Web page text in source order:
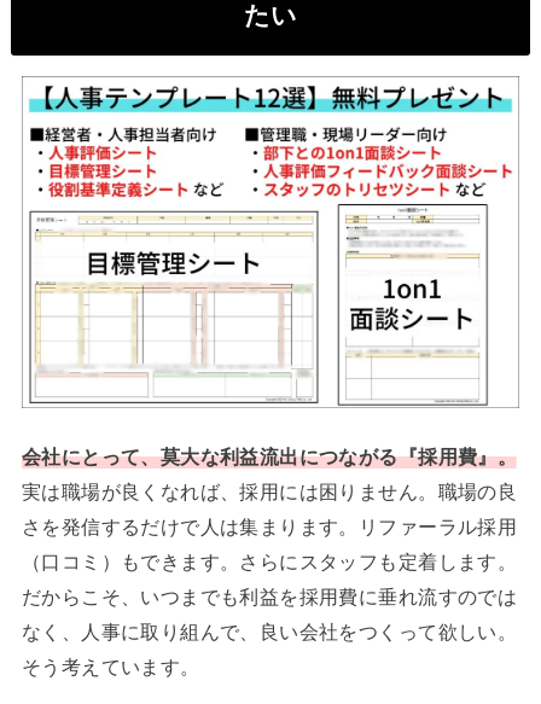
たい
会社にとって、莫大な利益流出につながる『採用費』。
実は職場が良くなれば、採用には困りません。職場の良
さを発信するだけで人は集まります。リファーラル採用
（口コミ）もできます。さらにスタッフも定着します。
だからこそ、いつまでも利益を採用費に垂れ流すのでは
なく、人事に取り組んで、良い会社をつくって欲しい。
そう考えています。